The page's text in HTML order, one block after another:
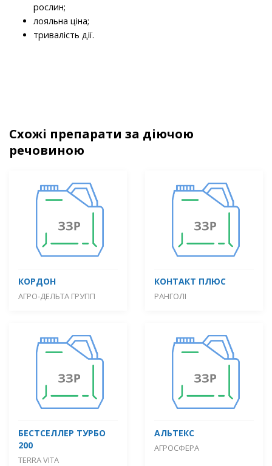
рослин;
лояльна ціна;
тривалість дії.
Схожі препарати за діючою
речовиною
КОРДОН
АГРО-ДЕЛЬТА ГРУПП
КОНТАКТ ПЛЮС
РАНГОЛІ
БЕСТСЕЛЛЕР ТУРБО
200
TERRA VITA
АЛЬТЕКС
АГРОСФЕРА